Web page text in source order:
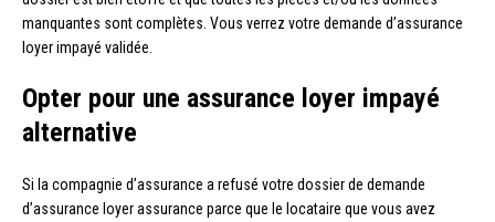
manquantes sont complètes. Vous verrez votre demande d’assurance
loyer impayé validée.
Opter pour une assurance loyer impayé
alternative
Si la compagnie d’assurance a refusé votre dossier de demande
d’assurance loyer assurance parce que le locataire que vous avez